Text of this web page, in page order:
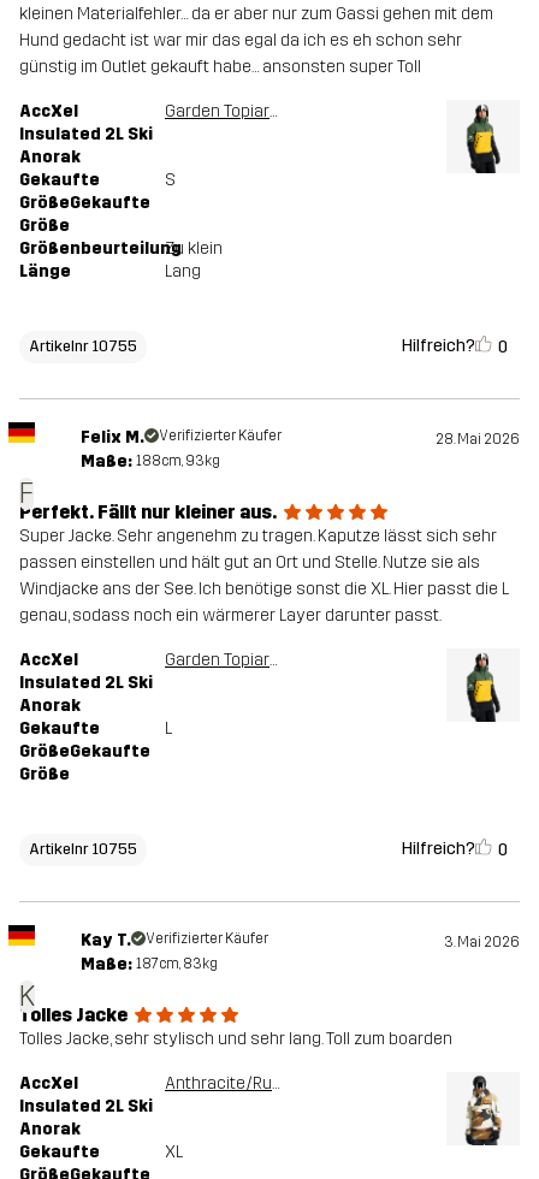
kleinen Materialfehler… da er aber nur zum Gassi gehen mit dem
Hund gedacht ist war mir das egal da ich es eh schon sehr
günstig im Outlet gekauft habe… ansonsten super Toll
AccXel
Insulated 2L Ski
Anorak
Garden Topiary/Mango Mint
Gekaufte
GrößeGekaufte
Größe
S
GrößenbeurteilungZu klein
Länge
Lang
Artikelnr 10755 Hilfreich? 0
F
Felix M. Verifizierter Käufer 28. Mai 2026
Maße: 188cm, 93kg
Perfekt. Fällt nur kleiner aus.
Super Jacke. Sehr angenehm zu tragen. Kaputze lässt sich sehr
passen einstellen und hält gut an Ort und Stelle. Nutze sie als
Windjacke ans der See. Ich benötige sonst die XL. Hier passt die L
genau, sodass noch ein wärmerer Layer darunter passt.
AccXel
Insulated 2L Ski
Anorak
Garden Topiary/Mango Mint
Gekaufte
GrößeGekaufte
Größe
L
Artikelnr 10755 Hilfreich? 0
K
Kay T. Verifizierter Käufer 3. Mai 2026
Maße: 187cm, 83kg
Tolles Jacke
Tolles Jacke, sehr stylisch und sehr lang. Toll zum boarden
AccXel
Insulated 2L Ski
Anorak
Anthracite/Rubber
Gekaufte
XL